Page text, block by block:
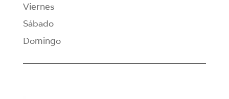
Viernes
Sábado
Domingo